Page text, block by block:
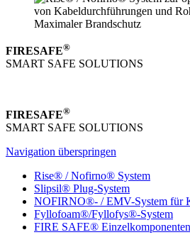
FIRESAFE®
SMART SAFE SOLUTIONS
FIRESAFE®
SMART SAFE SOLUTIONS
Navigation überspringen
Rise® / Nofirno® System
Slipsil® Plug-System
NOFIRNO®- / EMV-System für
Fyllofoam®/Fyllofys®-System
FIRE SAFE® Einzelkomponenten